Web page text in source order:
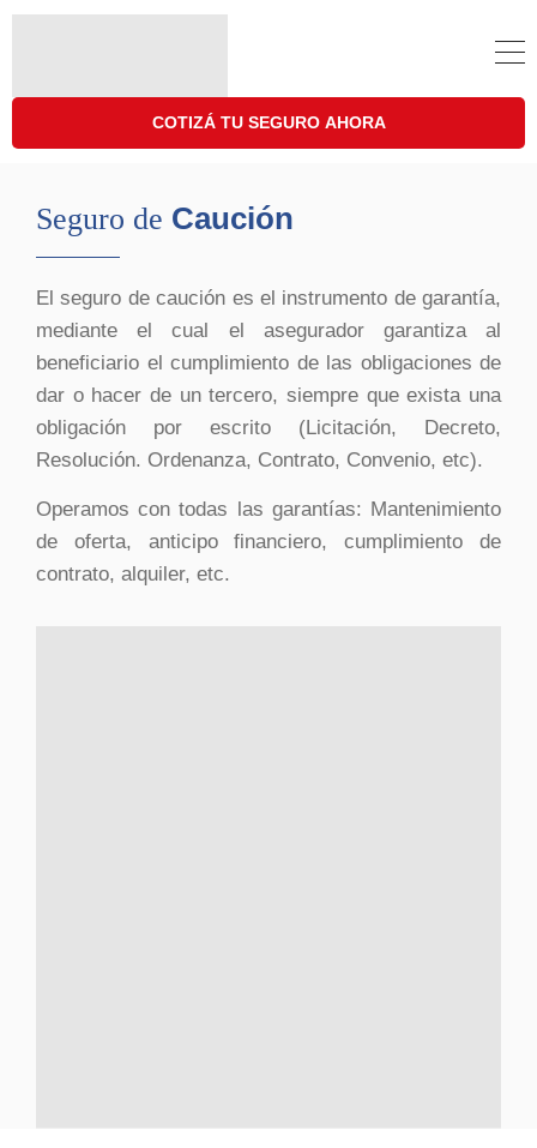
COTIZÁ TU SEGURO AHORA
Seguro de Caución
El seguro de caución es el instrumento de garantía,
mediante el cual el asegurador garantiza al
beneficiario el cumplimiento de las obligaciones de
dar o hacer de un tercero, siempre que exista una
obligación por escrito (Licitación, Decreto,
Resolución. Ordenanza, Contrato, Convenio, etc).
Operamos con todas las garantías: Mantenimiento
de oferta, anticipo financiero, cumplimiento de
contrato, alquiler, etc.